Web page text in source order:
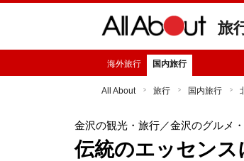
旅
海外旅行 国内旅行
All About 旅行 国内旅行
金沢の観光・旅行／金沢のグルメ
伝統のエッセン